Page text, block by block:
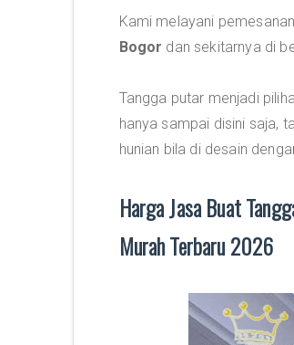
Kami melayani
Bogor dan sekitarnya di
Tangga putar menjadi
hanya sampai disini saja,
hunian bila di desain
Harga Jasa Buat
Murah Terbaru 2026